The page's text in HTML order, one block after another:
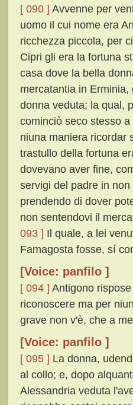
[ 090 ] Avvenne per
uomo il cui nome era
ricchezza piccola, per
Cipri gli era la fortuna
casa dove la bella
mercatantia in
donna veduta; la qual,
cominciò seco stesso
niuna maniera ricordar
trastullo della fortuna
dovevano aver fine,
servigi del padre in
prendendo di dover
non sentendovi il
093 ] Il quale, a lei
Famagosta fosse, sí
[Voice: panfilo ]
[ 094 ] Antigono
riconoscere ma per
grave non v'è, che a
[Voice: panfilo ]
[ 095 ] La donna,
al collo; e, dopo
Alessandria veduta